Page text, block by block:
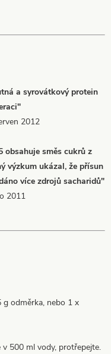
a syrovátkový protein
2012
obsahuje směs cukrů z
výzkum ukázal, že přísun
více zdrojů sacharidů"
2011
g odměrka, nebo 1 x
500 ml vody, protřepejte.